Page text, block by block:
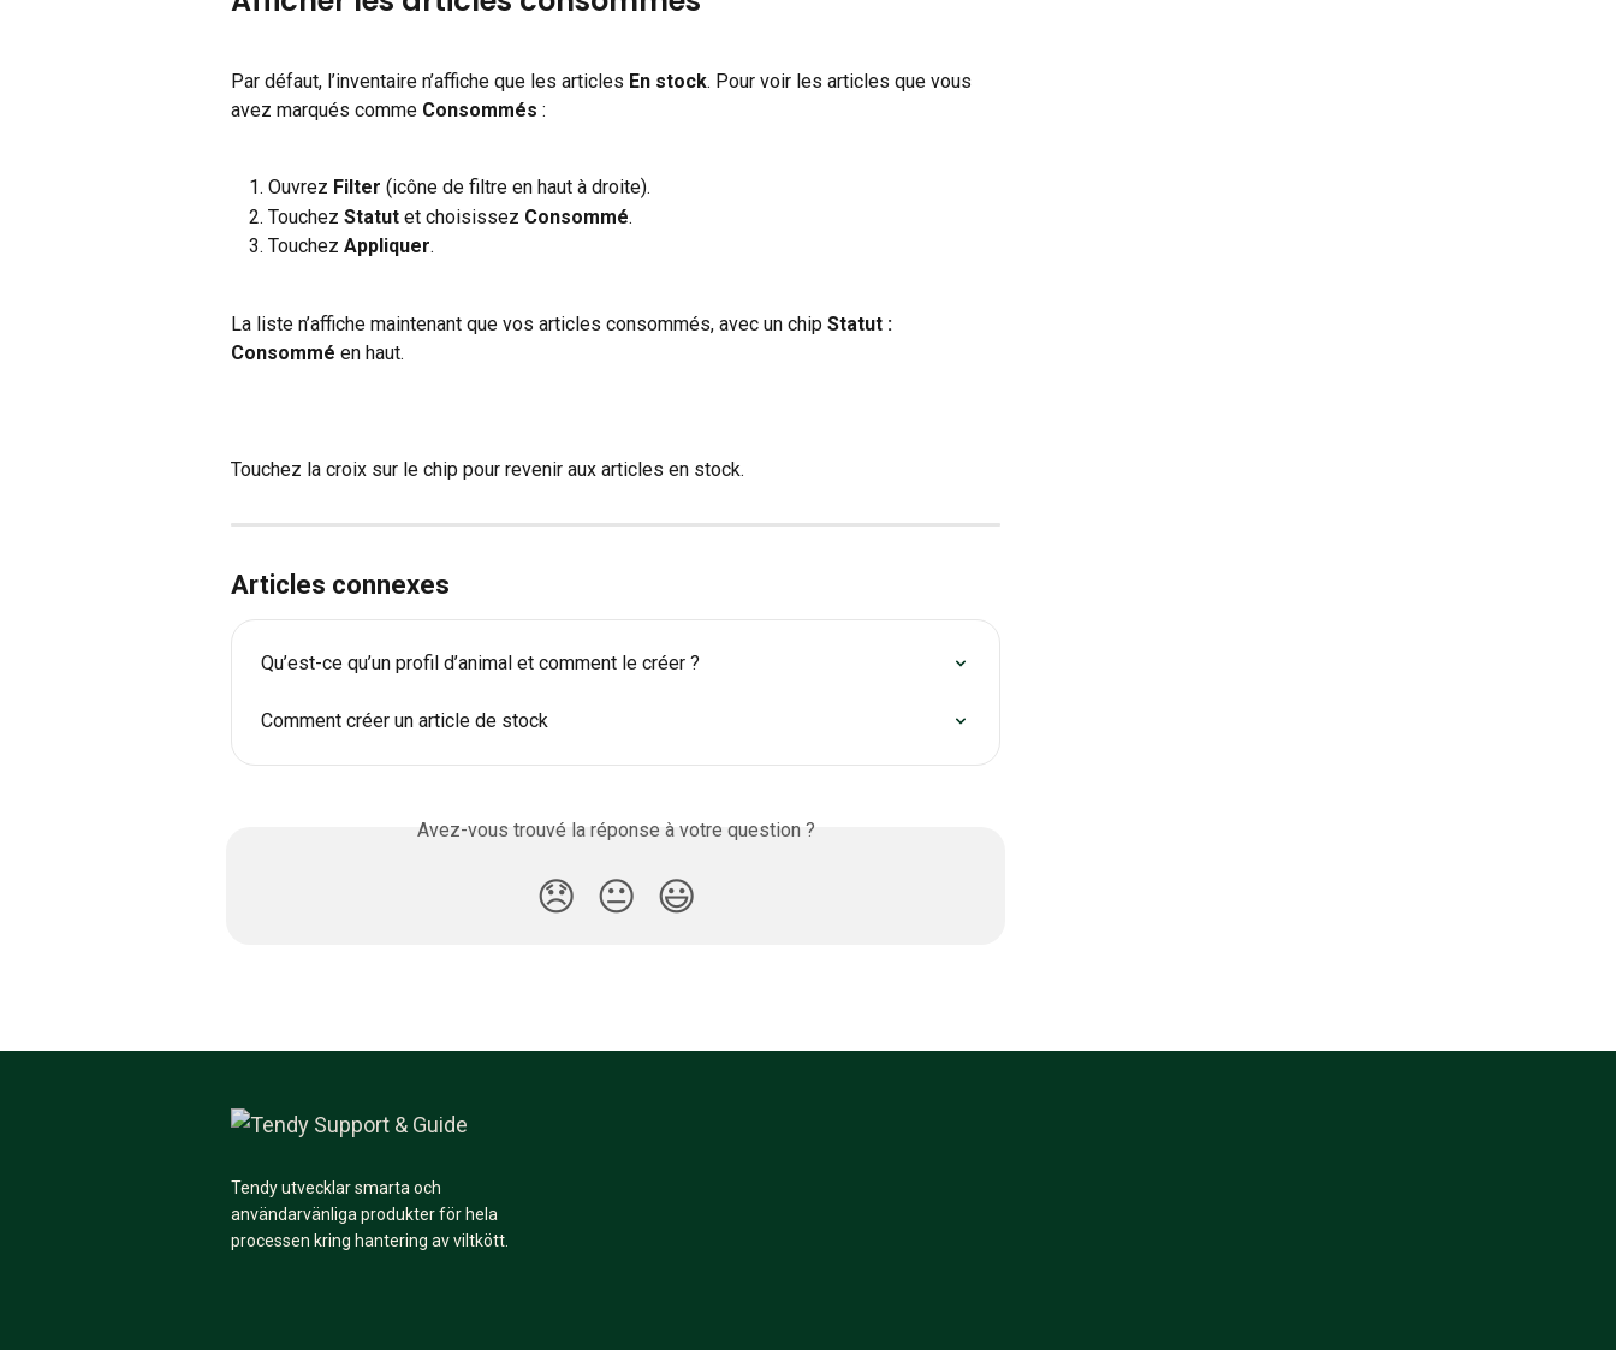
Par défaut, l’inventaire n’affiche que les articles En stock. Pour voir les articles que vous
avez marqués comme Consommés :
Ouvrez Filter (icône de filtre en haut à droite).
Touchez Statut et choisissez Consommé.
Touchez Appliquer.
La liste n’affiche maintenant que vos articles consommés, avec un chip Statut :
Consommé en haut.
Touchez la croix sur le chip pour revenir aux articles en stock.
Articles connexes
Qu’est-ce qu’un profil d’animal et comment le créer ?
Comment créer un article de stock
Avez-vous trouvé la réponse à votre question ?
😞 😐 😃
Tendy utvecklar smarta och
användarvänliga produkter för hela
processen kring hantering av viltkött.